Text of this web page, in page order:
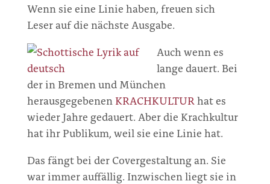
Wenn sie eine Linie haben, freuen sich
Leser auf die nächste Ausgabe.
Auch wenn es
lange dauert. Bei
der in Bremen und München
herausgegebenen KRACHKULTURhat es
wieder Jahre gedauert. Aber die Krachkultur
hat ihr Publikum, weil sie eine Linie hat.
Das fängt bei der Covergestaltung an. Sie
war immer auffällig. Inzwischen liegt sie in